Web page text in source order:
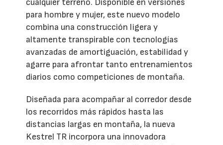
cualquier terreno. Disponible en versiones
para hombre y mujer, este nuevo modelo
combina una construcción ligera y
altamente transpirable con tecnologías
avanzadas de amortiguación, estabilidad y
agarre para afrontar tanto entrenamientos
diarios como competiciones de montaña.
Diseñada para acompañar al corredor desde
los recorridos más rápidos hasta las
distancias largas en montaña, la nueva
Kestrel TR incorpora una innovadora